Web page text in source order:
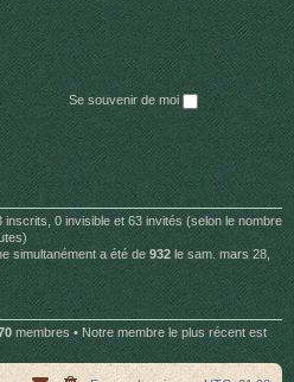
Se souvenir de moi
inscrits, 0 invisible et 63 invités (selon le nombre
simultanément a été de 932 le sam. mars 28,
membres • Notre membre le plus récent est